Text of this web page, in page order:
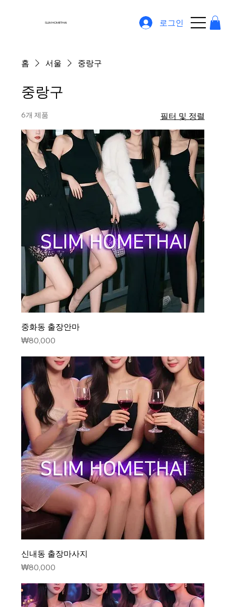
SLIM HOMETHAI 로그인
홈 서울 중랑구
중랑구
6개 제품 필터 및 정렬
중화동 출장안마
가격
₩80,000
신내동 출장마사지
가격
₩80,000